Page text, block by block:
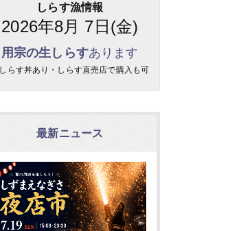
しらす漁情報
2026年8月 7日(金)
用宗の生しらすあります
らす丼あり・しらす直売店で購入も可
最新ニュース